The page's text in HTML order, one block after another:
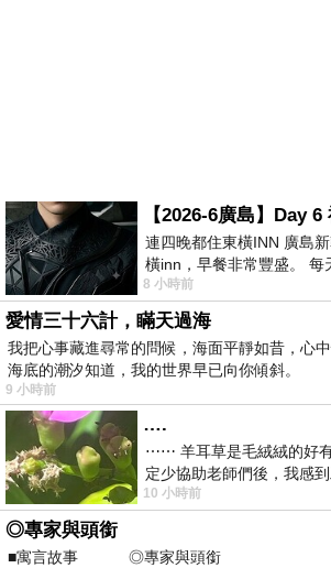
連四晚都住東橫INN 廣島
橫inn，早餐非常豐盛。 每
看到工作人員拿出料理包加
8 小時前
愛情三十六計，瞞天過海
我把心事藏進尋常的問候，海面平靜如昔，心
海底的潮汐知道，我的世界早已向你傾斜。
9 小時前
….
⋯⋯ 羊耳草是毛絨絨的好
定少協助老師們後，我感
不是我的工作啊。 真
10 小時前
◎專家與頭銜
■寓言故事 ◎專家與頭銜